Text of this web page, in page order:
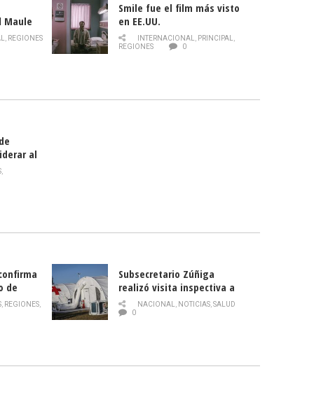
Maule
de la
, REGIONES
Smile fue el film más visto
en EE.UU.
INTERNACIONAL, PRINCIPAL,
REGIONES
0
al
,
de
, REGIONES,
Subsecretario Zúñiga
realizó visita inspectiva a
Hospital Modular Sótero del
Río
NACIONAL, NOTICIAS,SALUD
0